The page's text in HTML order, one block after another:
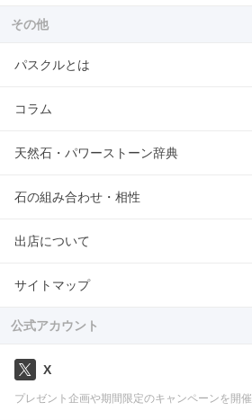
その他
パスクルとは
コラム
天然石・パワーストーン辞典
石の組み合わせ・相性
出店について
サイトマップ
公式アカウント
X
プレゼント企画や期間限定のキャンペーンを開催